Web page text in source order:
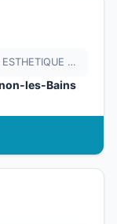
SELARL CENTRE DERMATOLOGIQUE ET ESTHETIQUE DU CHABLAIS
les-Bains